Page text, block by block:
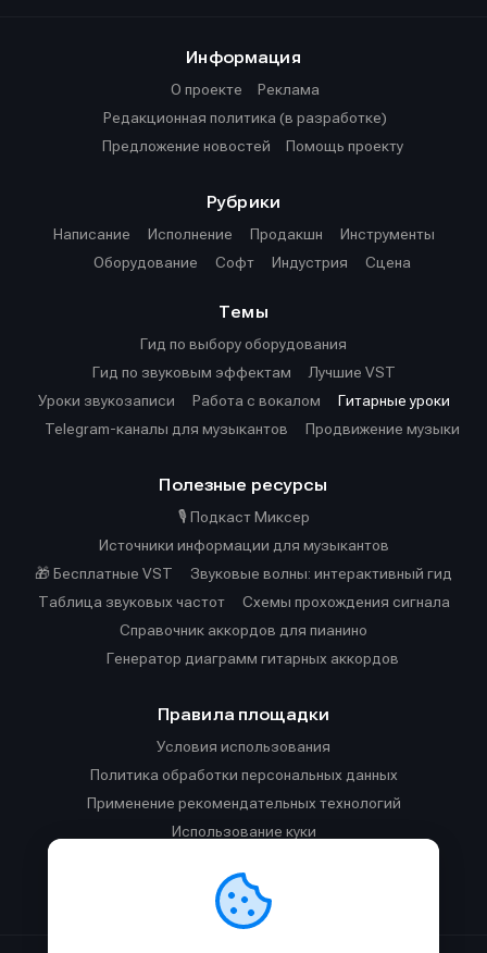
Информация
О проекте
Реклама
Редакционная политика (в разработке)
Предложение новостей
Помощь проекту
Рубрики
Написание
Исполнение Продакшн
Инструменты
Оборудование
Софт Индустрия Сцена
Темы
Гид по выбору оборудования
Гид по звуковым эффектам
Лучшие VST
Уроки звукозаписи
Работа с вокалом
Гитарные уроки
Telegram-каналы для музыкантов
Продвижение музыки
Полезные ресурсы
🎙️ Подкаст Миксер
Источники информации для музыкантов
🎁 Бесплатные VST
Звуковые волны: интерактивный гид
Таблица звуковых частот
Cхемы прохождения сигнала
Справочник аккордов для пианино
Генератор диаграмм гитарных аккордов
Правила площадки
Условия использования
Политика обработки персональных данных
Применение рекомендательных технологий
Использование куки
Правила общения в Телеграм-чате